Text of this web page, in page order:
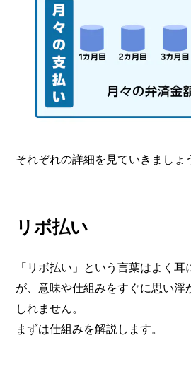
それぞれの詳細を見ていきましょ
リボ払い
「リボ払い」という言葉はよく
が、意味や仕組みをすぐに思い浮
しれません。
まずは仕組みを解説します。